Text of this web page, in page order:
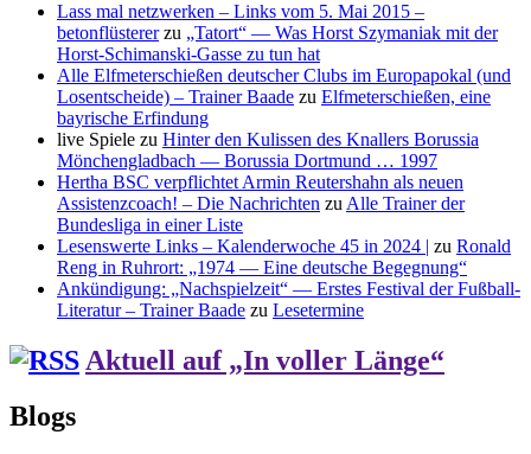
Lass mal netzwerken – Links vom 5. Mai 2015 –
betonflüstererzu „Tatort“ — Was Horst Szymaniak mit der
Horst-Schimanski-Gasse zu tun hat
Alle Elfmeterschießen deutscher Clubs im Europapokal (und
Losentscheide) – Trainer Baade zu Elfmeterschießen, eine
bayrische Erfindung
live Spiele zu Hinter den Kulissen des Knallers Borussia
Mönchengladbach — Borussia Dortmund … 1997
Hertha BSC verpflichtet Armin Reutershahn als neuen
Assistenzcoach! – Die Nachrichten zu Alle Trainer der
Bundesliga in einer Liste
Lesenswerte Links – Kalenderwoche 45 in 2024 | zu Ronald
Reng in Ruhrort: „1974 — Eine deutsche Begegnung“
Ankündigung: „Nachspielzeit“ — Erstes Festival der Fußball-
Literatur – Trainer Baade zu Lesetermine
Aktuell auf „In voller Länge“
Blogs